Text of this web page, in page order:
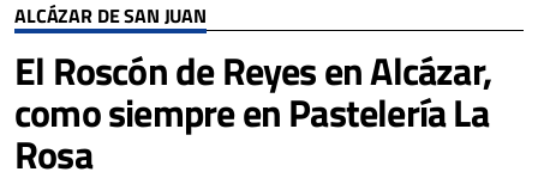
ALCÁZAR DE SAN JUAN
El Roscón de Reyes en Alcázar,
como siempre en Pastelería La
Rosa